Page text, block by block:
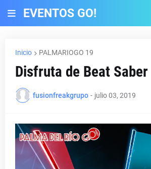
EVENTOS GO!
Inicio PALMARIOGO 19
Disfruta de Beat Saber
fusionfreakgrupo - julio 03, 2019